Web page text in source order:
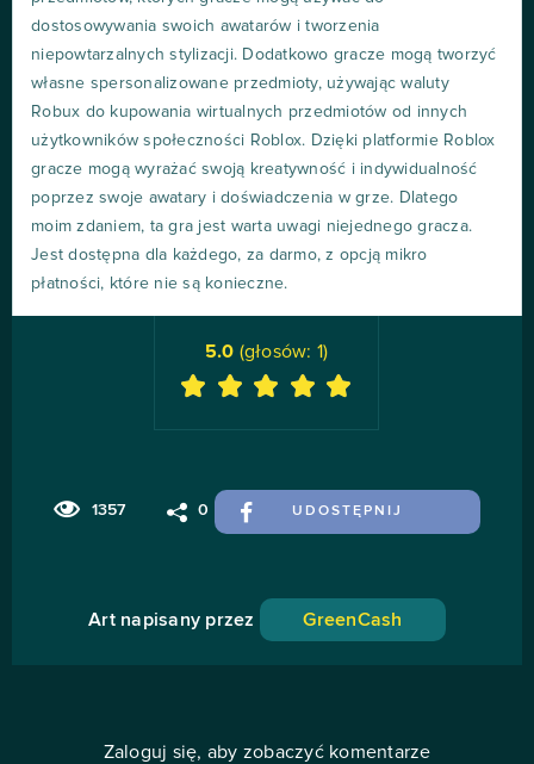
dostosowywania swoich awatarów i tworzenia
niepowtarzalnych stylizacji. Dodatkowo gracze mogą tworzyć
własne spersonalizowane przedmioty, używając waluty
Robux do kupowania wirtualnych przedmiotów od innych
użytkowników społeczności Roblox. Dzięki platformie Roblox
gracze mogą wyrażać swoją kreatywność i indywidualność
poprzez swoje awatary i doświadczenia w grze. Dlatego
moim zdaniem, ta gra jest warta uwagi niejednego gracza.
Jest dostępna dla każdego, za darmo, z opcją mikro
płatności, które nie są konieczne.
1357 0 UDOSTĘPNIJ
5.0 (głosów: 1)
Art napisany przez GreenCash
Zaloguj się, aby zobaczyć komentarze